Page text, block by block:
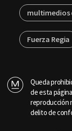
multimedios
Fuerza Regia
Queda
de esta
reproducción
delito de